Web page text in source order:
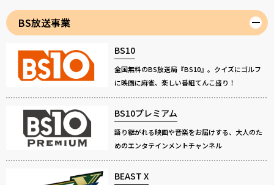
BS放送事業
BS10
全国無料のBS放送局『BS10』。クイズにゴルフ
に映画に麻雀、楽しい番組てんこ盛り！
BS10プレミアム
語り継がれる映画や音楽をお届けする、大人のた
めのエンタテインメントチャンネル
BEAST X